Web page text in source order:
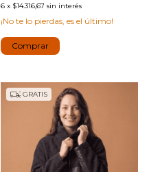
6 x $14.316,67 sin interés
¡No te lo pierdas, es el último!
Comprar
GRATIS